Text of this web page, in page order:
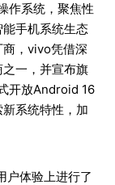
作系统，聚焦性
手机系统生态
，vivo凭借深
一，并宣布旗
开放Android 16
系统特性，加
户体验上进行了